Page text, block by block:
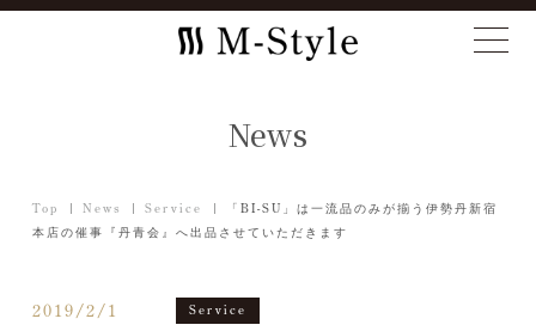
News
Top News Service
「BI-SU」は一流品のみが揃う伊勢丹新宿
本店の催事『丹青会』へ出品させていただきます
2019/2/1 Service